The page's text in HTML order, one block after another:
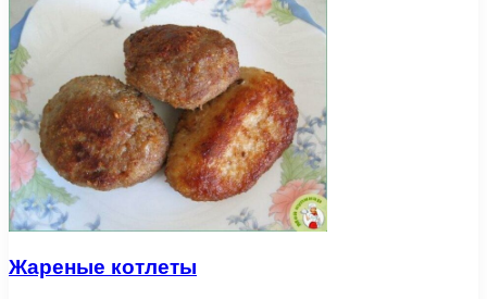
Жареные котлеты